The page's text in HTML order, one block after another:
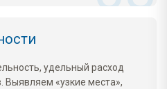
удельный расход
Выявляем «узкие места»,